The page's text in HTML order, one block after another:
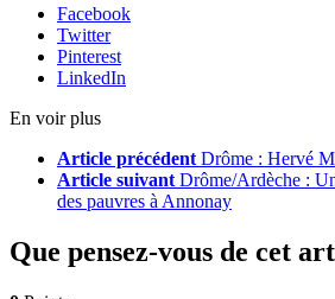
Facebook
Twitter
Pinterest
LinkedIn
En voir plus
Article précédent Drôme : Hervé
Article suivant Drôme/Ardèche :
des pauvres à Annonay
Que pensez-vous de cet